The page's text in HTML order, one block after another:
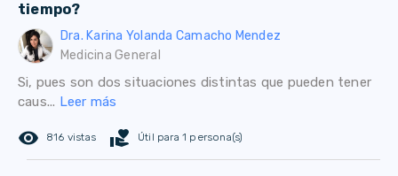
tiempo?
Dra. Karina Yolanda Camacho Mendez
Medicina General
Si, pues son dos situaciones distintas que pueden tener
caus... Leer más
remove_red_eye 816 vistas volunteer_activism Útil para 1 persona(s)